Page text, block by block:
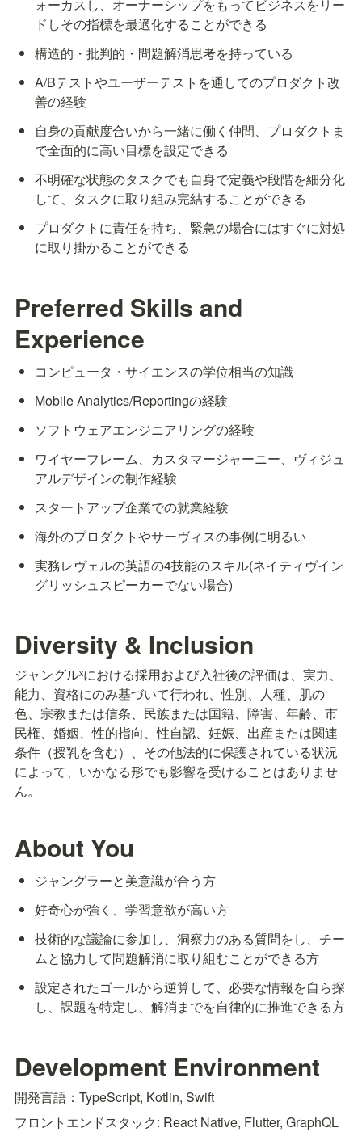
ォーカスし、オーナーシップをもってビジネスをリー
ドしその指標を最適化することができる
構造的・批判的・問題解消思考を持っている
A/Bテストやユーザーテストを通してのプロダクト改
善の経験
自身の貢献度合いから一緒に働く仲間、プロダクトま
で全面的に高い目標を設定できる
不明確な状態のタスクでも自身で定義や段階を細分化
して、タスクに取り組み完結することができる
プロダクトに責任を持ち、緊急の場合にはすぐに対処
に取り掛かることができる
Preferred Skills and
Experience
コンピュータ・サイエンスの学位相当の知識
Mobile Analytics/Reportingの経験
ソフトウェアエンジニアリングの経験
ワイヤーフレーム、カスタマージャーニー、ヴィジュ
アルデザインの制作経験
スタートアップ企業での就業経験
海外のプロダクトやサーヴィスの事例に明るい
実務レヴェルの英語の4技能のスキル(ネイティヴイン
グリッシュスピーカーでない場合)
Diversity & Inclusion
ジャングルˣにおける採用および入社後の評価は、実力、
能力、資格にのみ基づいて行われ、性別、人種、肌の
色、宗教または信条、民族または国籍、障害、年齢、市
民権、婚姻、性的指向、性自認、妊娠、出産または関連
条件（授乳を含む）、その他法的に保護されている状況
によって、いかなる形でも影響を受けることはありませ
ん。
About You
ジャングラーと美意識が合う方
好奇心が強く、学習意欲が高い方
技術的な議論に参加し、洞察力のある質問をし、チー
ムと協力して問題解消に取り組むことができる方
設定されたゴールから逆算して、必要な情報を自ら探
し、課題を特定し、解消までを自律的に推進できる方
Development Environment
開発言語：TypeScript, Kotlin, Swift
フロントエンドスタック: React Native, Flutter, GraphQL